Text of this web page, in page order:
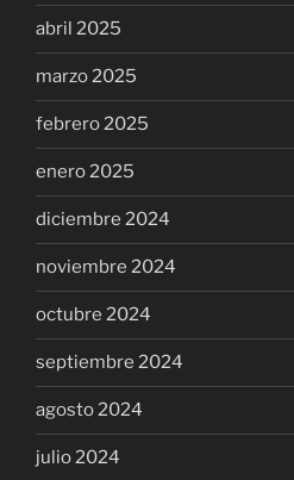
abril 2025
marzo 2025
febrero 2025
enero 2025
diciembre 2024
noviembre 2024
octubre 2024
septiembre 2024
agosto 2024
julio 2024